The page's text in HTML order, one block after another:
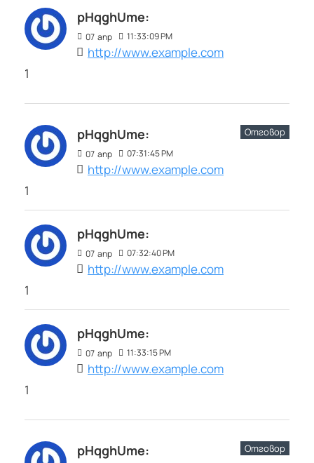
pHqghUme:
07 апр 11:33:09 PM
http://www.example.com
1
pHqghUme:
07 апр 07:31:45 PM
http://www.example.com
Отговор
1
pHqghUme:
07 апр 07:32:40 PM
http://www.example.com
1
pHqghUme:
07 апр 11:33:15 PM
http://www.example.com
1
pHqghUme: Отговор